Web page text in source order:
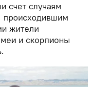
счет случаям
происходившим
жители
и скорпионы